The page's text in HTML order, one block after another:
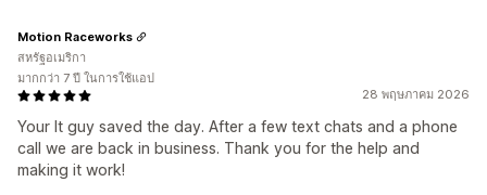
28 พฤษภาคม 2026
Your It guy saved the day. After a few text chats and a phone
call we are back in business. Thank you for the help and
making it work!
Motion Raceworks
สหรัฐอเมริกา
มากกว่า 7 ปี ในการใช้แอป